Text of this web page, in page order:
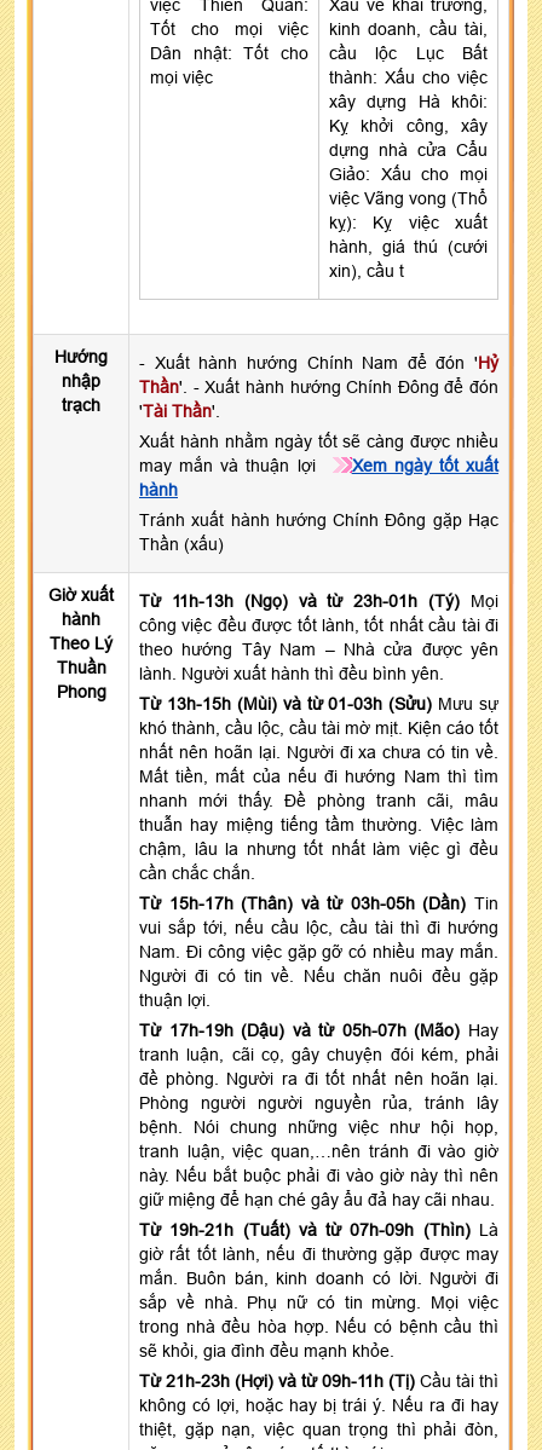
việc Thiên Quan:
Tốt cho mọi việc
Dân nhật: Tốt cho
mọi việc
Xấu về khai trương,
kinh doanh, cầu tài,
cầu lộc Lục Bất
thành: Xấu cho việc
xây dựng Hà khôi:
Kỵ khởi công, xây
dựng nhà cửa Cẩu
Giảo: Xấu cho mọi
việc Vãng vong (Thổ
kỵ): Kỵ việc xuất
hành, giá thú (cưới
xin), cầu t
Hướng
nhập
trạch
- Xuất hành hướng Chính Nam để đón 'Hỷ
Thần'. - Xuất hành hướng Chính Đông để đón
'Tài Thần'.
Xuất hành nhằm ngày tốt sẽ càng được nhiều
may mắn và thuận lợi
Xem ngày tốt xuất
hành
Tránh xuất hành hướng Chính Đông gặp Hạc
Thần (xấu)
Giờ xuất
hành
Theo Lý
Thuần
Phong
Từ 11h-13h (Ngọ) và từ 23h-01h (Tý)
Mọi
công việc đều được tốt lành, tốt nhất cầu tài đi
theo hướng Tây Nam – Nhà cửa được yên
lành. Người xuất hành thì đều bình yên.
Từ 13h-15h (Mùi) và từ 01-03h (Sửu) Mưu sự
khó thành, cầu lộc, cầu tài mờ mịt. Kiện cáo tốt
nhất nên hoãn lại. Người đi xa chưa có tin về.
Mất tiền, mất của nếu đi hướng Nam thì tìm
nhanh mới thấy. Đề phòng tranh cãi, mâu
thuẫn hay miệng tiếng tầm thường. Việc làm
chậm, lâu la nhưng tốt nhất làm việc gì đều
cần chắc chắn.
Từ 15h-17h (Thân) và từ 03h-05h (Dần) Tin
vui sắp tới, nếu cầu lộc, cầu tài thì đi hướng
Nam. Đi công việc gặp gỡ có nhiều may mắn.
Người đi có tin về. Nếu chăn nuôi đều gặp
thuận lợi.
Từ 17h-19h (Dậu) và từ 05h-07h (Mão) Hay
tranh luận, cãi cọ, gây chuyện đói kém, phải
đề phòng. Người ra đi tốt nhất nên hoãn lại.
Phòng người người nguyền rủa, tránh lây
bệnh. Nói chung những việc như hội họp,
tranh luận, việc quan,…nên tránh đi vào giờ
này. Nếu bắt buộc phải đi vào giờ này thì nên
giữ miệng để hạn ché gây ẩu đả hay cãi nhau.
Từ 19h-21h (Tuất) và từ 07h-09h (Thìn) Là
giờ rất tốt lành, nếu đi thường gặp được may
mắn. Buôn bán, kinh doanh có lời. Người đi
sắp về nhà. Phụ nữ có tin mừng. Mọi việc
trong nhà đều hòa hợp. Nếu có bệnh cầu thì
sẽ khỏi, gia đình đều mạnh khỏe.
Từ 21h-23h (Hợi) và từ 09h-11h (Tị) Cầu tài thì
không có lợi, hoặc hay bị trái ý. Nếu ra đi hay
thiệt, gặp nạn, việc quan trọng thì phải đòn,